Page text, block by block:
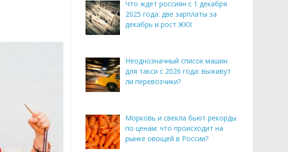
Что ждет россиян с 1 декабря
2025 года: две зарплаты за
декабрь и рост ЖКХ
Неоднозначный список машин
для такси с 2026 года: выживут
ли перевозчики?
Морковь и свекла бьют рекорды
по ценам: что происходит на
рынке овощей в России?